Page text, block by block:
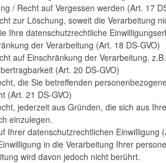
/ Recht auf Vergessen werden (Art. 17
zur Löschung, soweit die Verarbeitung
Ihre datenschutzrechtliche
der Verarbeitung (Art. 18 DS-GVO)
auf Einschränkung der Verarbeitung,
(Art. 20 DS-GVO)
die Sie betreffenden
(Art. 21 DS-GVO)
jederzeit aus Gründen, die sich aus
einzulegen.
Ihrer datenschutzrechtlichen Einwilligung
in die Verarbeitung Ihrer
wird davon jedoch nicht berührt.